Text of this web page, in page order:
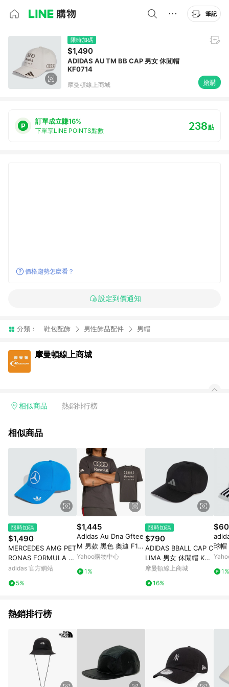
筆記
限時加碼
$1,490
ADIDAS AU TM BB CAP 男女 休閒帽
KF0714
摩曼頓線上商城 搶購
訂單成立賺16%
下單享LINE POINTS點數 238點
價格趨勢怎麼看？
設定到價通知
分類： 鞋包配飾 男性飾品配件 男帽
摩曼頓線上商城
相似商品 熱銷排行榜
相似商品
限時加碼
$1,490
MERCEDES AMG PET
RONAS FORMULA 1
TEAM BLUE WONDE
adidas 官方網站
5%
$1,445
Adidas Au Dna Gftee
M 男款 黑色 奧迪 F1
賽車 文字 印花 T恤 短
Yahoo購物中心
1%
限時加碼
$790
ADIDAS BBALL CAP C
LIMA 男女 休閒帽 KV5
285
摩曼頓線上商城
16%
球帽
ALL
1%
熱銷排行榜